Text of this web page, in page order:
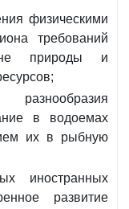
физическими
требований
природы и
разнообразия
в водоемах
их в рыбную
иностранных
развитие